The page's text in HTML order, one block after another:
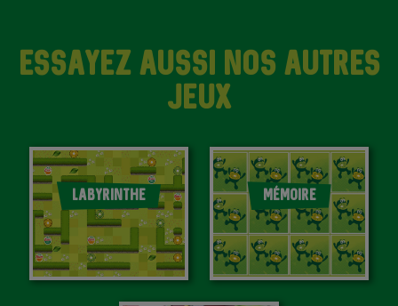
ESSAYEZ AUSSI NOS AUTRES
JEUX
LABYRINTHE MÉMOIRE